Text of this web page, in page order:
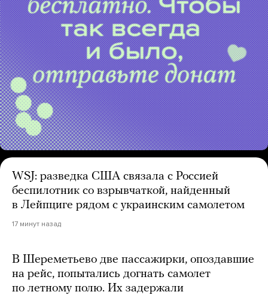
WSJ: разведка США связала с Россией
беспилотник со взрывчаткой, найденный
в Лейпциге рядом с украинским самолетом
17 минут назад
В Шереметьево две пассажирки, опоздавшие
на рейс, попытались догнать самолет
по летному полю. Их задержали